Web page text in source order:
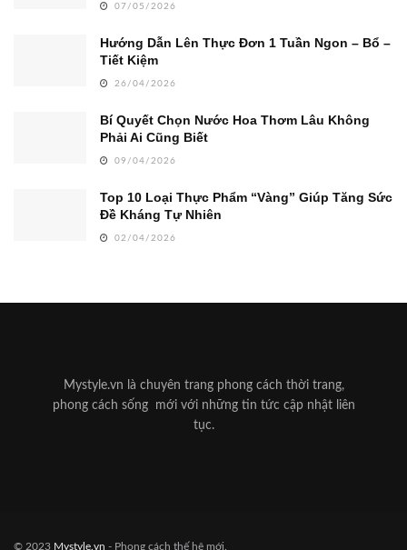
07/05/2026
Hướng Dẫn Lên Thực Đơn 1 Tuần Ngon – Bổ –
Tiết Kiệm
26/04/2026
Bí Quyết Chọn Nước Hoa Thơm Lâu Không
Phải Ai Cũng Biết
09/04/2026
Top 10 Loại Thực Phẩm “Vàng” Giúp Tăng Sức
Đề Kháng Tự Nhiên
02/04/2026
Mystyle.vn là chuyên trang phong cách thời trang,
phong cách sống mới với những tin tức cập nhật liên
tục.
© 2023 Mystyle.vn - Phong cách thế hệ mới.